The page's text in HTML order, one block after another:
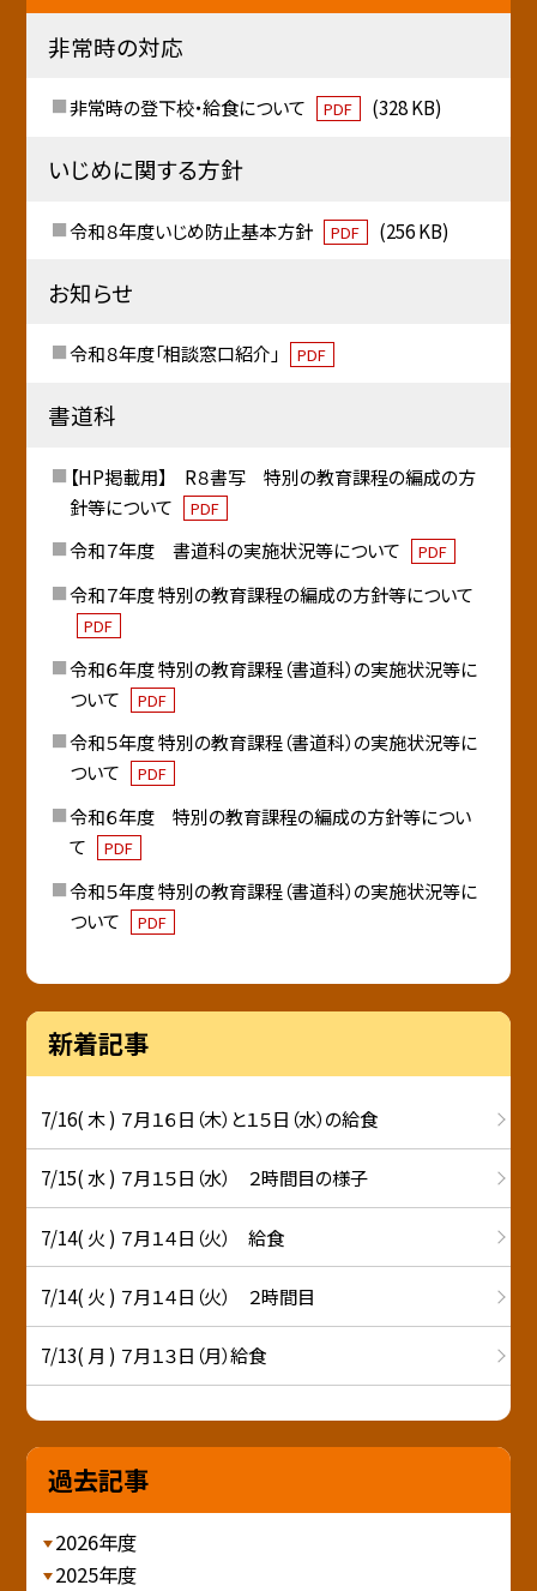
非常時の対応
非常時の登下校・給食について PDF (328 KB)
いじめに関する方針
令和８年度いじめ防止基本方針 PDF (256 KB)
お知らせ
令和８年度「相談窓口紹介」 PDF
書道科
【HP掲載用】 R８書写 特別の教育課程の編成の方
針等について
PDF
令和７年度 書道科の実施状況等について PDF
令和７年度 特別の教育課程の編成の方針等について
PDF
令和６年度 特別の教育課程（書道科）の実施状況等に
ついて
PDF
令和５年度 特別の教育課程（書道科）の実施状況等に
ついて
PDF
令和６年度 特別の教育課程の編成の方針等につい
て
PDF
令和５年度 特別の教育課程（書道科）の実施状況等に
ついて
PDF
新着記事
7/16( 木 ) ７月１６日（木）と１５日（水）の給食
7/15( 水 ) ７月１５日（水） ２時間目の様子
7/14( 火 ) ７月１４日（火） 給食
7/14( 火 ) ７月１４日（火） ２時間目
7/13( 月 ) ７月１３日（月）給食
過去記事
2026年度
2025年度